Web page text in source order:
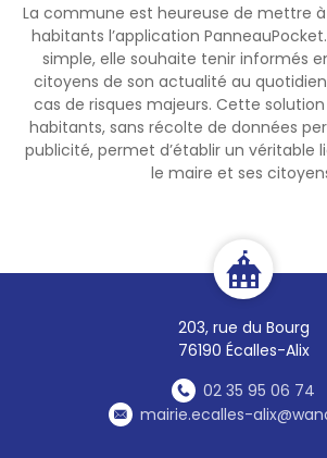
La commune est heureuse de mettre
habitants l’application
simple, elle souhaite tenir informés
citoyens de son actualité au
cas de risques majeurs. Cette
habitants, sans récolte de données
publicité, permet d’établir un véritable
le maire et ses
203, rue du Bourg
76190 Écalles-Alix
02 35 95 06 74
mairie.ecalles-